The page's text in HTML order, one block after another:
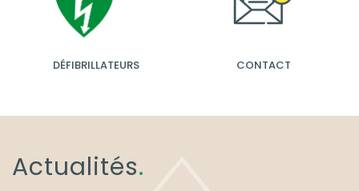
DÉFIBRILLATEURS CONTACT
Actualités.